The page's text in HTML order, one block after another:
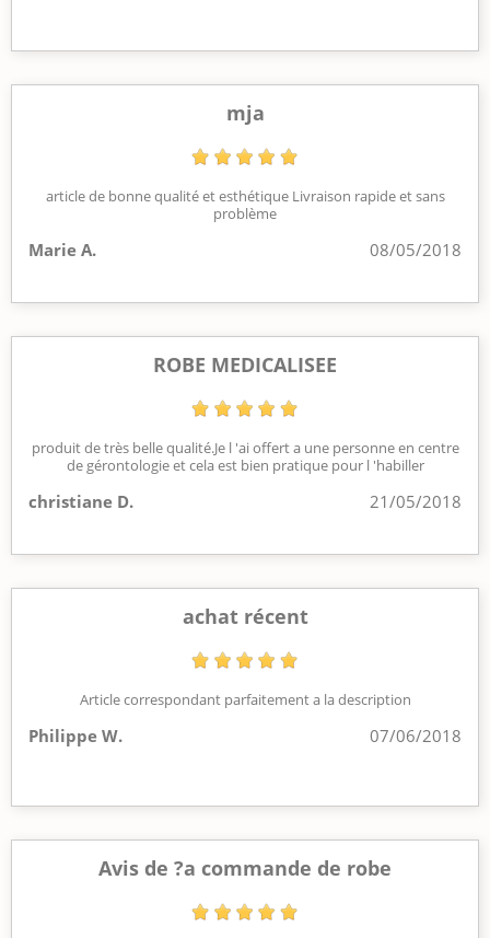
mja
article de bonne qualité et esthétique Livraison rapide et sans
problème
Marie A. 08/05/2018
ROBE MEDICALISEE
produit de très belle qualité.Je l 'ai offert a une personne en centre
de gérontologie et cela est bien pratique pour l 'habiller
christiane D. 21/05/2018
achat récent
Article correspondant parfaitement a la description
Philippe W. 07/06/2018
Avis de ?a commande de robe